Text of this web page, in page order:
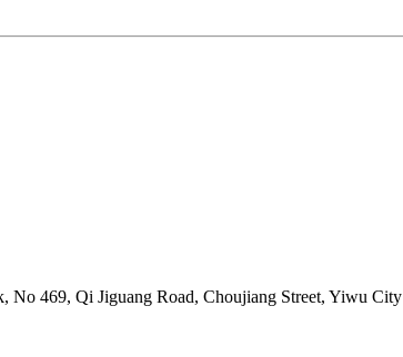
No 469, Qi Jiguang Road, Choujiang Street, Yiwu City